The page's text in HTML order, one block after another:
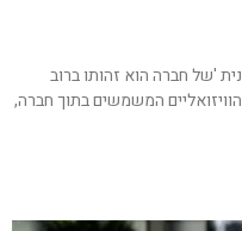
'של חברה הוא זהותו ברוב
המשמשים בתוך חברה,